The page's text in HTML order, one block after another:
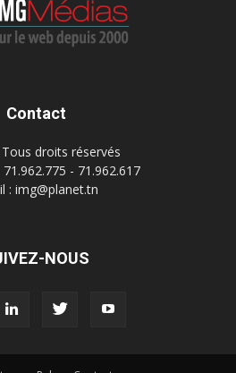
Contact
droits réservés
- 71.962.617
: img@planet.tn
NOUS